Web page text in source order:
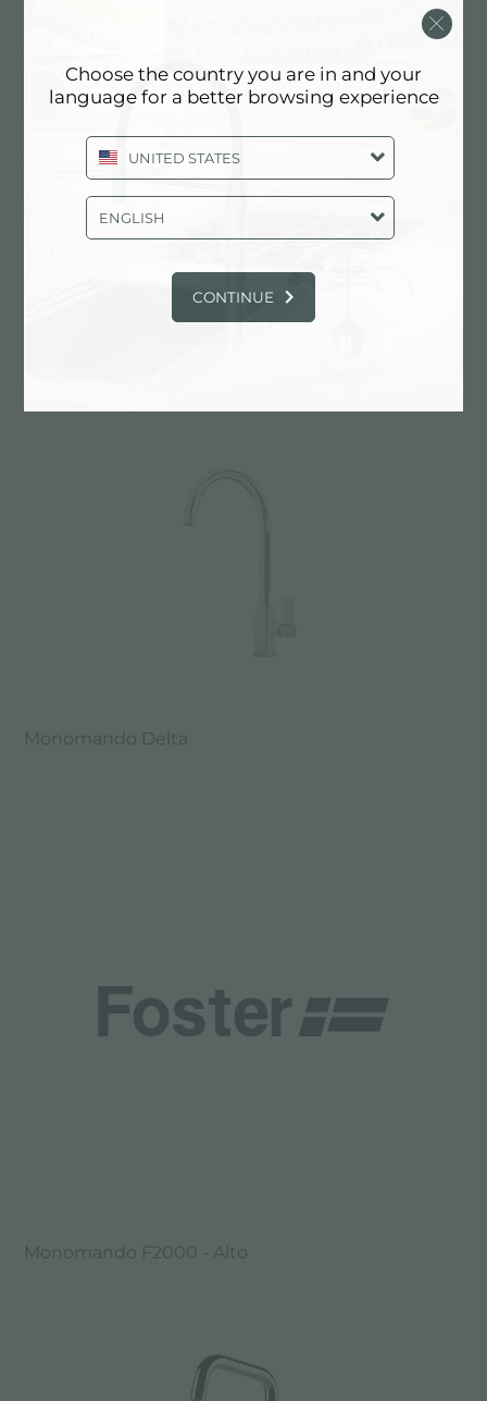
Monomando Delta
Monomando F2000 - Alto
Choose the country you are in and your
language for a better browsing experience
UNITED STATES
ENGLISH
CONTINUE